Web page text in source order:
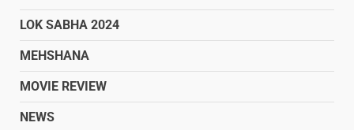
LOK SABHA 2024
MEHSHANA
MOVIE REVIEW
NEWS